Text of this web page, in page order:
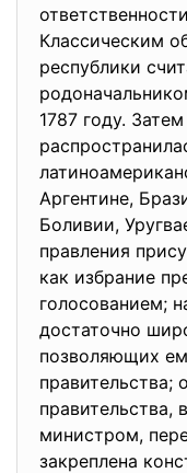
Классическим
республики
1787 году.
Аргентине,
Боливии,
правления
как избрание
голосованием;
достаточно
позволяющих
правительства;
правительства,
министром,
закреплена